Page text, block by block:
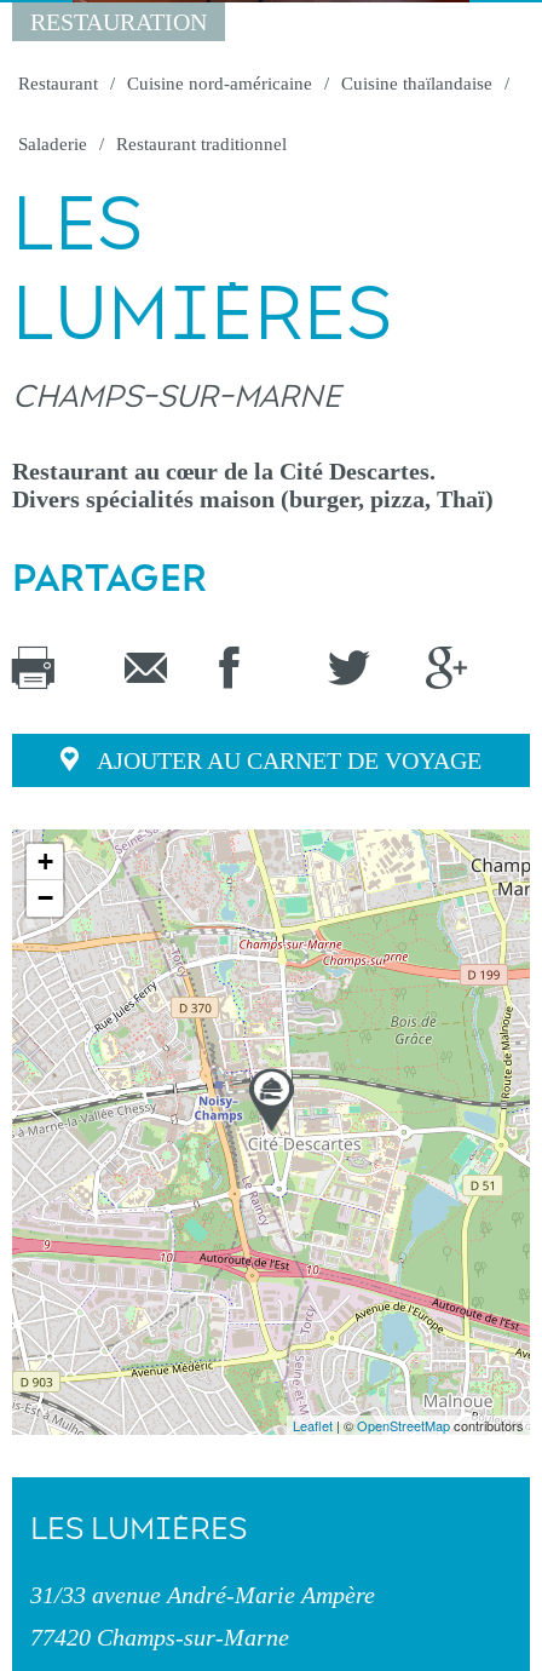
RESTAURATION
Restaurant Cuisine nord-américaine Cuisine thaïlandaise
Saladerie Restaurant traditionnel
LES
LUMIÈRES
CHAMPS-SUR-MARNE
Restaurant au cœur de la Cité Descartes.
Divers spécialités maison (burger, pizza, Thaï)
PARTAGER
AJOUTER AU CARNET DE VOYAGE
+
−
Leaflet | ©OpenStreetMapcontributors
LES LUMIÈRES
31/33 avenue André-Marie Ampère
77420 Champs-sur-Marne